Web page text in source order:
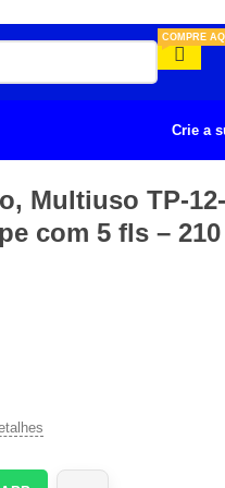
COMPRE
Crie a
Multiuso TP-
com 5 fls –